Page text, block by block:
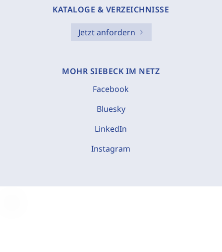
KATALOGE & VERZEICHNISSE
Jetzt anfordern
MOHR SIEBECK IM NETZ
Facebook
Bluesky
LinkedIn
Instagram